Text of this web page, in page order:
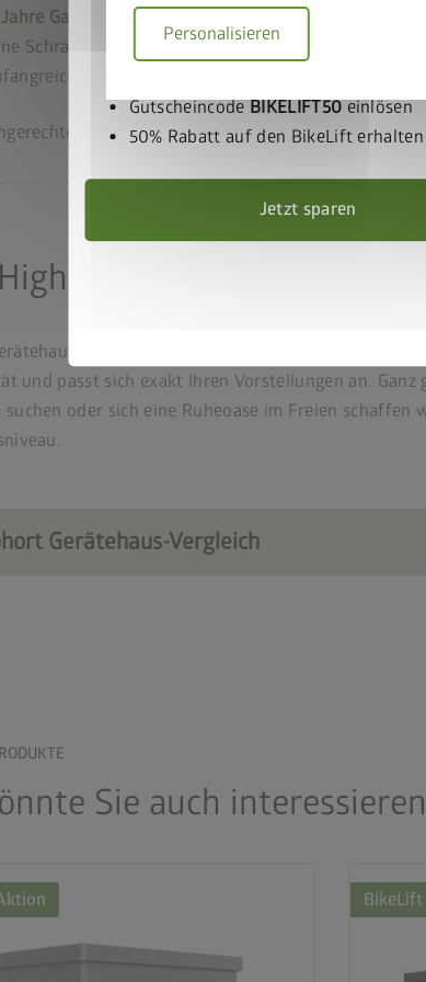
Personalisieren
Garantie
Schrauben an den Außenwänden sichtbar
Grundausstattung inklusive
Montage und Verankerung
End-Metallgebäude
Werkstatt oder Saunahaus – das
und passt sich exakt Ihren Vorstellungen an.
suchen oder sich eine Ruheoase im Freien
Gerätehaus-Vergleich
Sie auch interessieren
Gutscheincode BIKELIFT50 einlösen
50% Rabatt auf den BikeLift erhalten
Jetzt sparen